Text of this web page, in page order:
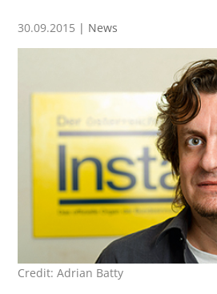
30.09.2015 | News
Credit: Adrian Batty